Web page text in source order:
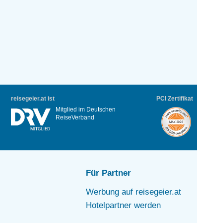
reisegeier.at ist
Mitglied im Deutschen
ReiseVerband
PCI Zertifikat
Für Partner
Werbung auf reisegeier.at
Hotelpartner werden